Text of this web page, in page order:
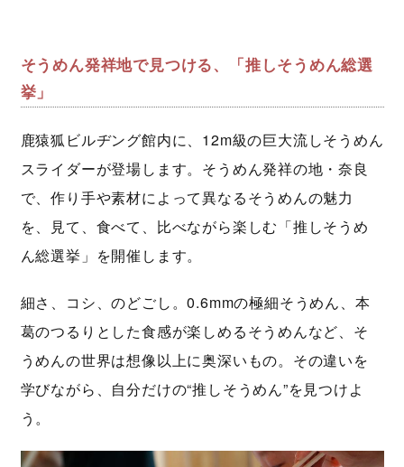
そうめん発祥地で見つける、「推しそうめん総選
挙」
鹿猿狐ビルヂング館内に、12m級の巨大流しそうめん
スライダーが登場します。そうめん発祥の地・奈良
で、作り手や素材によって異なるそうめんの魅力
を、見て、食べて、比べながら楽しむ「推しそうめ
ん総選挙」を開催します。
細さ、コシ、のどごし。0.6mmの極細そうめん、本
葛のつるりとした食感が楽しめるそうめんなど、そ
うめんの世界は想像以上に奥深いもの。その違いを
学びながら、自分だけの“推しそうめん”を見つけよ
う。